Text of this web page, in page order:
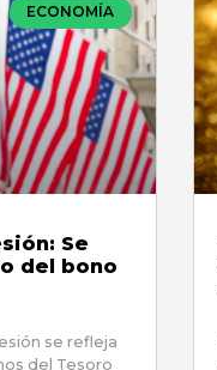
ECONOMÍA
Se
del bono
se refleja
del Tesoro